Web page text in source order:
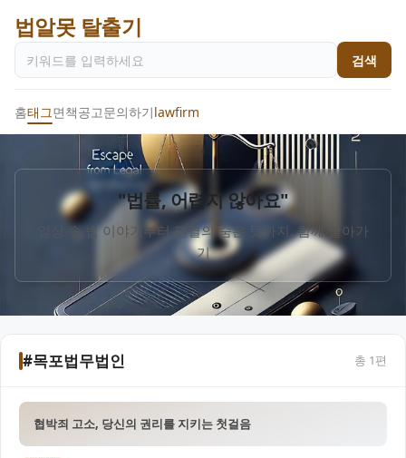
법알못 탈출기
검색
홈태그면책공고문의하기lawfirm
"법률, 어렵지 않아요"
일상 속 법 이야기부터 판결의 숨은 뜻까지, 함께 알아가
기
#목포법무법인 총 1편
협박죄 고소, 당신의 권리를 지키는 첫걸음